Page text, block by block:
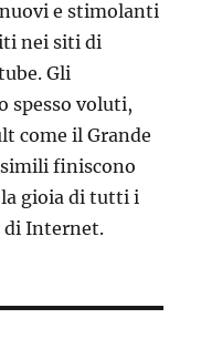
e stimolanti
nei siti di
Gli
spesso voluti,
come il Grande
simili finiscono
gioia di tutti i
di Internet.